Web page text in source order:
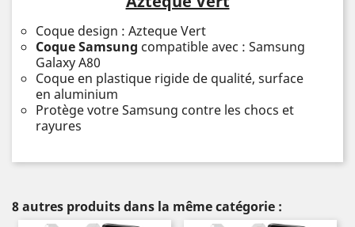
Coque design : Azteque Vert
Coque Samsung compatible avec : Samsung
Galaxy A80
Coque en plastique rigide de qualité, surface
en aluminium
Protège votre Samsung contre les chocs et
rayures
8 autres produits dans la même catégorie :